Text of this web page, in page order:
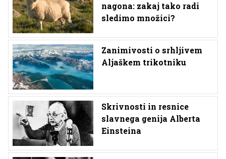
nagona: zakaj tako radi
sledimo množici?
Zanimivosti o srhljivem
Aljaškem trikotniku
Skrivnosti in resnice
slavnega genija Alberta
Einsteina